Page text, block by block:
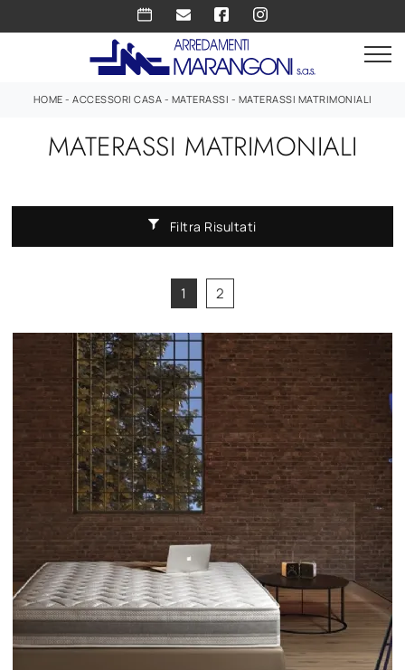
HOME - ACCESSORI CASA - MATERASSI - MATERASSI MATRIMONIALI
MATERASSI MATRIMONIALI
Filtra Risultati
1 2